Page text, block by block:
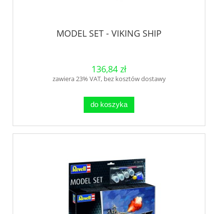
MODEL SET - VIKING SHIP
136,84 zł
zawiera 23% VAT, bez kosztów dostawy
do koszyka